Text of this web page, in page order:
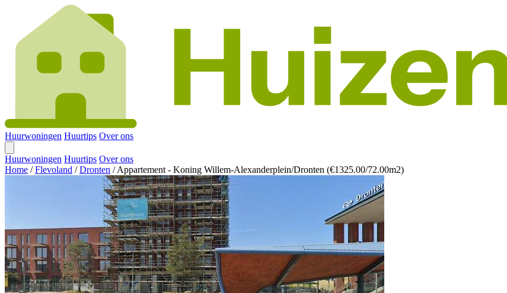
Huurwoningen Huurtips Over ons
Huurwoningen Huurtips Over ons
Home / Flevoland / Dronten /Appartement - Koning Willem-Alexanderplein/Dronten (€1325.00/72.00m2)